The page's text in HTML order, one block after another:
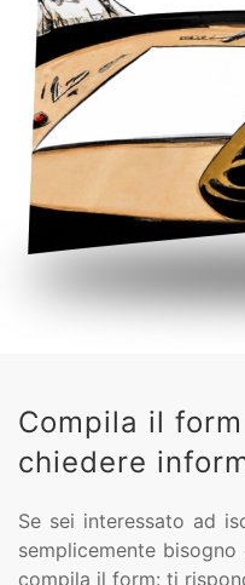
Compila il
chiedere
Se sei interessato ad
semplicemente
compila il form: ti